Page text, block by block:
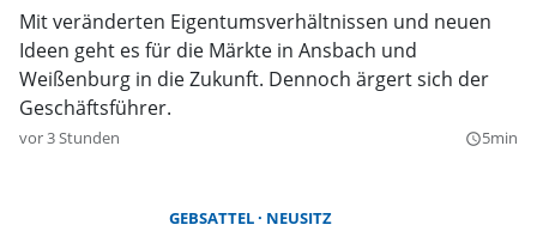
Mit veränderten Eigentumsverhältnissen und neuen
Ideen geht es für die Märkte in Ansbach und
Weißenburg in die Zukunft. Dennoch ärgert sich der
Geschäftsführer.
vor 3 Stunden query_builder5min
GEBSATTEL NEUSITZ